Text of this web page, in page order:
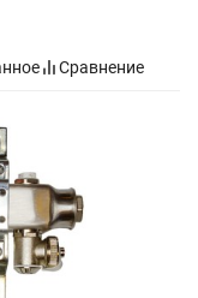
Сравнение